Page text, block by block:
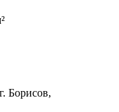
Борисов,